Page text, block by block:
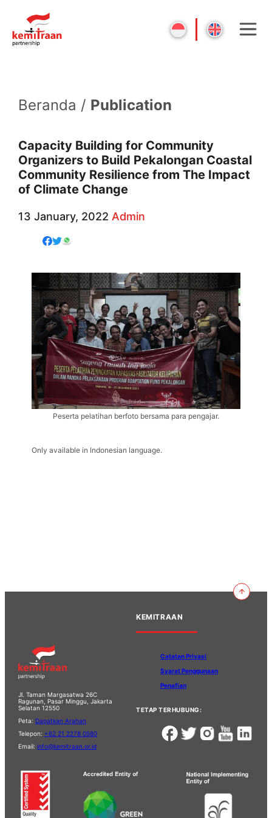
Beranda / Publication
Capacity Building for Community
Organizers to Build Pekalongan Coastal
Community Resilience from The Impact
of Climate Change
13 January, 2022 Admin
Peserta pelatihan berfoto bersama para pengajar.
Only available in Indonesian language.
Jl. Taman Margasatwa 26C
Ragunan, Pasar Minggu, Jakarta
Selatan 12550
Peta: Dapatkan Arahan
Telepon: +62 21 2278 0580
Email: info@kemitraan.or.id
KEMITRAAN
Catatan Privasi
Syarat Penggunaan
Penafian
TETAP TERHUBUNG: